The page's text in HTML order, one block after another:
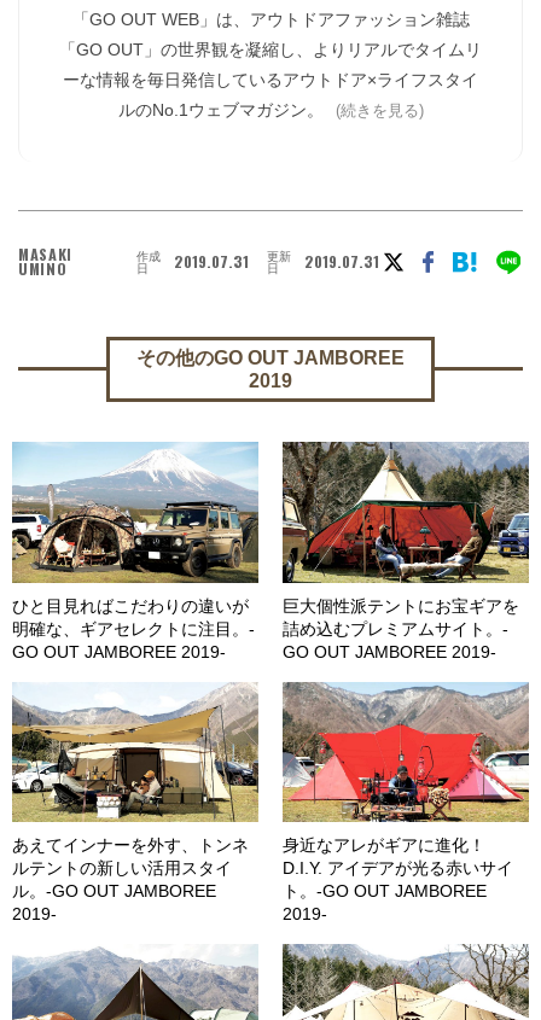
「GO OUT WEB」は、アウトドアファッション雑誌
「GO OUT」の世界観を凝縮し、よりリアルでタイムリ
ーな情報を毎日発信しているアウトドア×ライフスタイ
ルのNo.1ウェブマガジン。
(続きを見る)
MASAKI
UMINO
作成
日 2019.07.31 更新
日 2019.07.31
その他のGO OUT JAMBOREE
2019
ひと目見ればこだわりの違いが
明確な、ギアセレクトに注目。-
GO OUT JAMBOREE 2019-
巨大個性派テントにお宝ギアを
詰め込むプレミアムサイト。-
GO OUT JAMBOREE 2019-
あえてインナーを外す、トンネ
ルテントの新しい活用スタイ
ル。-GO OUT JAMBOREE
2019-
身近なアレがギアに進化！
D.I.Y. アイデアが光る赤いサイ
ト。-GO OUT JAMBOREE
2019-